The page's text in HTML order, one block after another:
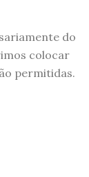
do
colocar
permitidas.